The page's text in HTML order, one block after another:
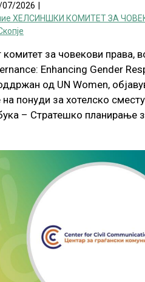
07/2026
ХЕЛСИНШКИ КОМИТЕТ ЗА
за човекови права,
Enhancing Gender
од UN Women,
понуди за хотелско
– Стратешко планирање